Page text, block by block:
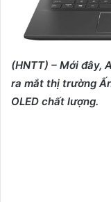
(HNTT) – Mới đây,
ra mắt thị trường
OLED chất lượng.